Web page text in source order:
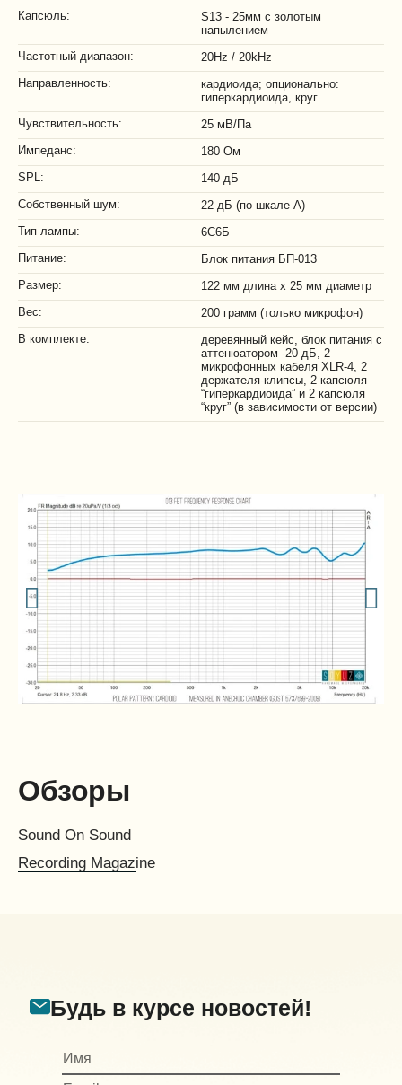
Капсюль:
S13 - 25мм с золотым
напылением
Частотный диапазон:
20Hz / 20kHz
Направленность:
кардиоида; опционально:
гиперкардиоида, круг
Чувствительность:
25 мВ/Па
Импеданс:
180 Ом
SPL:
140 дБ
Собственный шум:
22 дБ (по шкале А)
Тип лампы:
6С6Б
Питание:
Блок питания БП-013
Размер:
122 мм длина x 25 мм диаметр
Вес:
200 грамм (только микрофон)
В комплекте:
деревянный кейс, блок питания с
аттенюатором -20 дБ, 2
микрофонных кабеля XLR-4, 2
держателя-клипсы, 2 капсюля
“гиперкардиоида” и 2 капсюля
“круг” (в зависимости от версии)
Обзоры
Sound On Sound
Recording Magazine
Будь в курсе новостей!